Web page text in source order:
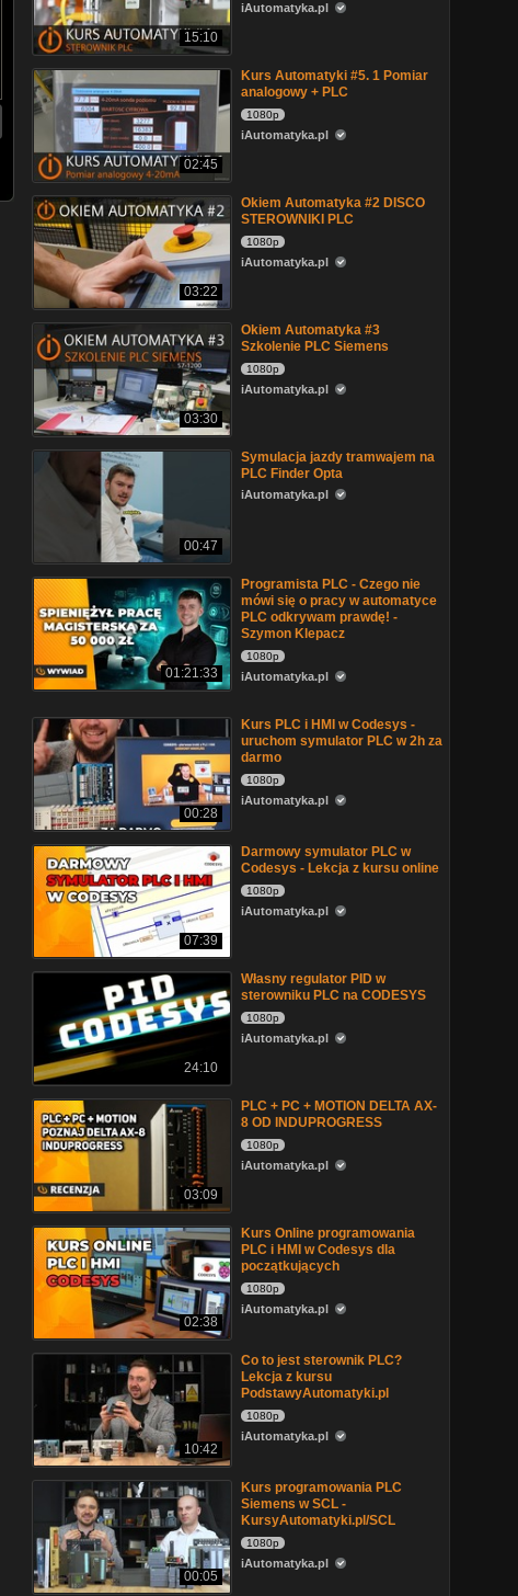
15:10
iAutomatyka.pl
02:45
Kurs Automatyki #5. 1 Pomiar
analogowy + PLC
1080p
iAutomatyka.pl
03:22
Okiem Automatyka #2 DISCO
STEROWNIKI PLC
1080p
iAutomatyka.pl
03:30
Okiem Automatyka #3
Szkolenie PLC Siemens
1080p
iAutomatyka.pl
00:47
Symulacja jazdy tramwajem na
PLC Finder Opta
iAutomatyka.pl
01:21:33
Programista PLC - Czego nie
mówi się o pracy w automatyce
PLC odkrywam prawdę! -
Szymon Klepacz
1080p
iAutomatyka.pl
00:28
Kurs PLC i HMI w Codesys -
uruchom symulator PLC w 2h za
darmo
1080p
iAutomatyka.pl
07:39
Darmowy symulator PLC w
Codesys - Lekcja z kursu online
1080p
iAutomatyka.pl
24:10
Własny regulator PID w
sterowniku PLC na CODESYS
1080p
iAutomatyka.pl
03:09
PLC + PC + MOTION DELTA AX-
8 OD INDUPROGRESS
1080p
iAutomatyka.pl
02:38
Kurs Online programowania
PLC i HMI w Codesys dla
początkujących
1080p
iAutomatyka.pl
10:42
Co to jest sterownik PLC?
Lekcja z kursu
PodstawyAutomatyki.pl
1080p
iAutomatyka.pl
00:05
Kurs programowania PLC
Siemens w SCL -
KursyAutomatyki.pl/SCL
1080p
iAutomatyka.pl